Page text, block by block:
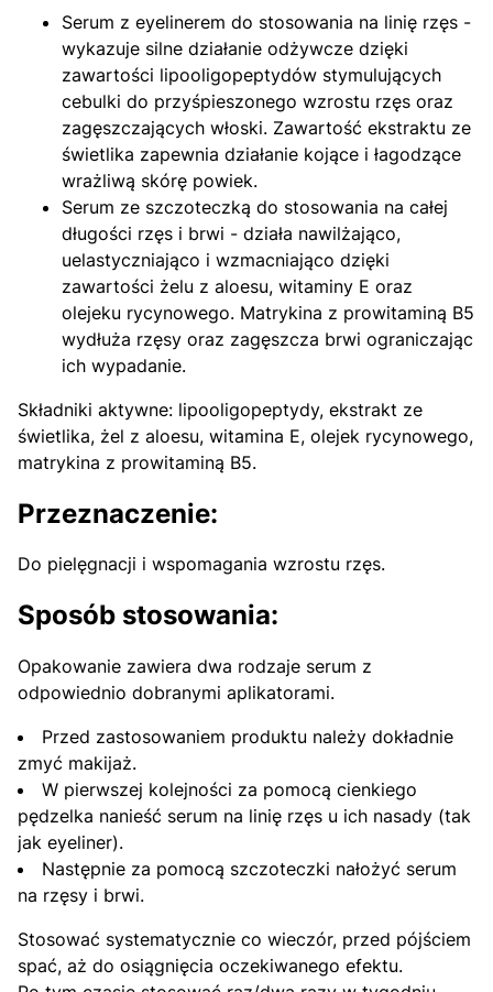
Serum z eyelinerem do stosowania na linię rzęs -
wykazuje silne działanie odżywcze dzięki
zawartości lipooligopeptydów stymulujących
cebulki do przyśpieszonego wzrostu rzęs oraz
zagęszczających włoski. Zawartość ekstraktu ze
świetlika zapewnia działanie kojące i łagodzące
wrażliwą skórę powiek.
Serum ze szczoteczką do stosowania na całej
długości rzęs i brwi - działa nawilżająco,
uelastyczniająco i wzmacniająco dzięki
zawartości żelu z aloesu, witaminy E oraz
olejeku rycynowego. Matrykina z prowitaminą B5
wydłuża rzęsy oraz zagęszcza brwi ograniczając
ich wypadanie.
Składniki aktywne: lipooligopeptydy, ekstrakt ze
świetlika, żel z aloesu, witamina E, olejek rycynowego,
matrykina z prowitaminą B5.
Przeznaczenie:
Do pielęgnacji i wspomagania wzrostu rzęs.
Sposób stosowania:
Opakowanie zawiera dwa rodzaje serum z
odpowiednio dobranymi aplikatorami.
Przed zastosowaniem produktu należy dokładnie
zmyć makijaż.
W pierwszej kolejności za pomocą cienkiego
pędzelka nanieść serum na linię rzęs u ich nasady (tak
jak eyeliner).
Następnie za pomocą szczoteczki nałożyć serum
na rzęsy i brwi.
Stosować systematycznie co wieczór, przed pójściem
spać, aż do osiągnięcia oczekiwanego efektu.